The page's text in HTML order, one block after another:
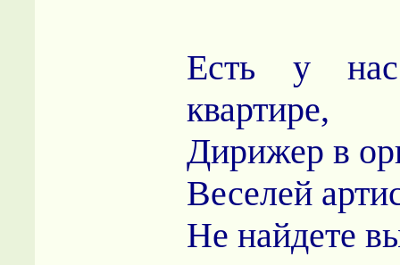
Есть у
квартире,
Дирижер в
Веселей
Не найдете